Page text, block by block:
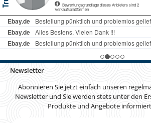
Newsletter
Abonnieren Sie jetzt einfach unseren
Newsletter und Sie werden stets unter den
Produkte und Angebote